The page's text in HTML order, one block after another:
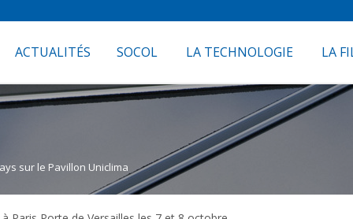
ACTUALITÉS SOCOL LA TECHNOLOGIE LA
sur le Pavillon Uniclima